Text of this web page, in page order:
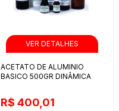
ACETATO DE ALUMINIO
BASICO 500GR DINÂMICA
R$ 400,01